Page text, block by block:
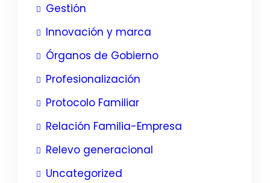
Gestión
Innovación y marca
Órganos de Gobierno
Profesionalización
Protocolo Familiar
Relación Familia-Empresa
Relevo generacional
Uncategorized